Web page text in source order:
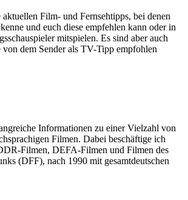
Film- und Fernsehtipps, bei denen
und euch diese empfehlen kann oder in
mitspielen. Es sind aber auch
dem Sender als TV-Tipp empfohlen
Informationen zu einer Vielzahl von
Filmen. Dabei beschäftige ich
Filmen, DEFA-Filmen und Filmen des
(DFF), nach 1990 mit gesamtdeutschen